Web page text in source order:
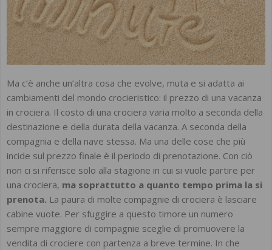
Ma c’è anche un’altra cosa che evolve, muta e si adatta ai
cambiamenti del mondo crocieristico: il prezzo di una vacanza
in crociera. Il costo di una crociera varia molto a seconda della
destinazione e della durata della vacanza. A seconda della
compagnia e della nave stessa. Ma una delle cose che più
incide sul prezzo finale è il periodo di prenotazione. Con ciò
non ci si riferisce solo alla stagione in cui si vuole partire per
una crociera, ma soprattutto a quanto tempo prima la si
prenota. La paura di molte compagnie di crociera è lasciare
cabine vuote. Per sfuggire a questo timore un numero
sempre maggiore di compagnie sceglie di promuovere la
vendita di crociere con partenza a breve termine. In che